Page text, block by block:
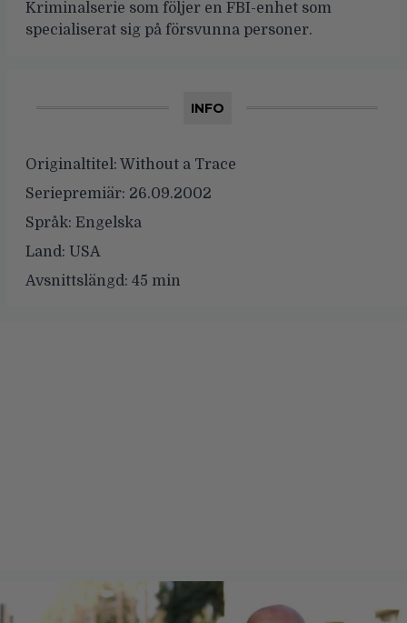
Kriminalserie som följer en FBI-enhet som
specialiserat sig på försvunna personer.
INFO
Originaltitel: Without a Trace
Seriepremiär: 26.09.2002
Språk: Engelska
Land: USA
Avsnittslängd: 45 min